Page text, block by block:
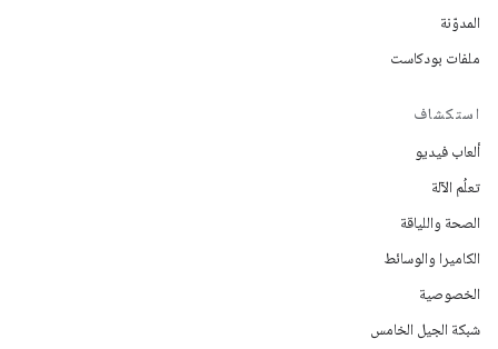
المدوّنة
ملفات بودكاست
استكشاف
ألعاب فيديو
تعلُم الآلة
الصحة واللياقة
الكاميرا والوسائط
الخصوصية
شبكة الجيل الخامس